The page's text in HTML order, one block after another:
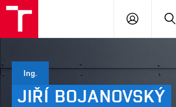
PŘIHLÁSIT
Ing.
JIŘÍ BOJANOVSKÝ